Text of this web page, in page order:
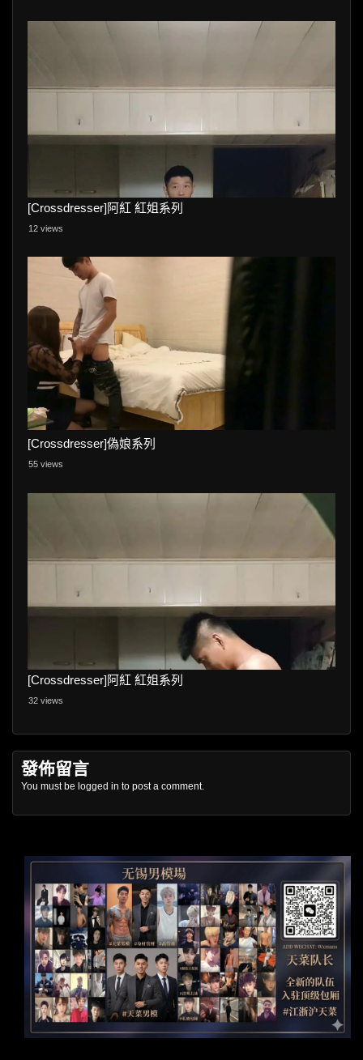
[Crossdresser]阿紅 紅姐系列
12 views
[Crossdresser]偽娘系列
55 views
[Crossdresser]阿紅 紅姐系列
32 views
發佈留言
You must be logged in to post a comment.